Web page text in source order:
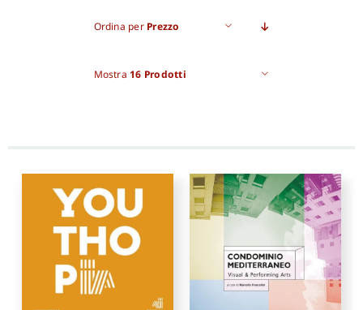
Ordina per Prezzo
Mostra 16 Prodotti